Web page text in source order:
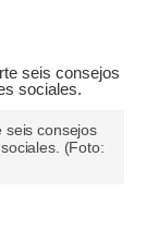
seis consejos
(Foto: